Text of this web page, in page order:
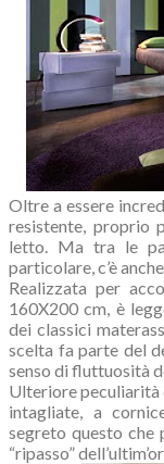
Oltre a essere
resistente, proprio
letto. Ma tra le
particolare, c’è
Realizzata per
160X200 cm, è
dei classici
scelta fa parte del
senso di fluttuosità
Ulteriore peculiarità
intagliate, a
segreto questo che
“ripasso”